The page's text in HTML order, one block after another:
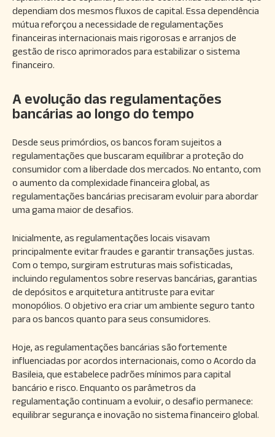
dependiam dos mesmos fluxos de capital. Essa dependência
mútua reforçou a necessidade de regulamentações
financeiras internacionais mais rigorosas e arranjos de
gestão de risco aprimorados para estabilizar o sistema
financeiro.
A evolução das regulamentações
bancárias ao longo do tempo
Desde seus primórdios, os bancos foram sujeitos a
regulamentações que buscaram equilibrar a proteção do
consumidor com a liberdade dos mercados. No entanto, com
o aumento da complexidade financeira global, as
regulamentações bancárias precisaram evoluir para abordar
uma gama maior de desafios.
Inicialmente, as regulamentações locais visavam
principalmente evitar fraudes e garantir transações justas.
Com o tempo, surgiram estruturas mais sofisticadas,
incluindo regulamentos sobre reservas bancárias, garantias
de depósitos e arquitetura antitruste para evitar
monopólios. O objetivo era criar um ambiente seguro tanto
para os bancos quanto para seus consumidores.
Hoje, as regulamentações bancárias são fortemente
influenciadas por acordos internacionais, como o Acordo da
Basileia, que estabelece padrões mínimos para capital
bancário e risco. Enquanto os parâmetros da
regulamentação continuam a evoluir, o desafio permanece:
equilibrar segurança e inovação no sistema financeiro global.